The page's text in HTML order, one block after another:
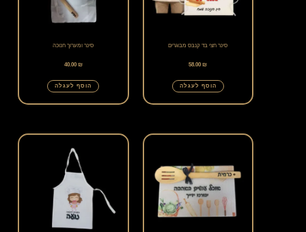
סינר חצי בד קנבס מבוגרים
58.00₪
הוסף לעגלה
סינר ומערוך חנוכה
40.00 ₪
הוסף לעגלה